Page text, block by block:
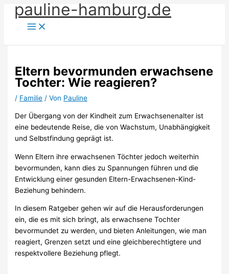
Zum
Inhalt
springen
pauline-hamburg.de
Eltern bevormunden erwachsene
Tochter: Wie reagieren?
/ Familie / Von Pauline
Der Übergang von der Kindheit zum Erwachsenenalter ist
eine bedeutende Reise, die von Wachstum, Unabhängigkeit
und Selbstfindung geprägt ist.
Wenn Eltern ihre erwachsenen Töchter jedoch weiterhin
bevormunden, kann dies zu Spannungen führen und die
Entwicklung einer gesunden Eltern-Erwachsenen-Kind-
Beziehung behindern.
In diesem Ratgeber gehen wir auf die Herausforderungen
ein, die es mit sich bringt, als erwachsene Tochter
bevormundet zu werden, und bieten Anleitungen, wie man
reagiert, Grenzen setzt und eine gleichberechtigtere und
respektvollere Beziehung pflegt.